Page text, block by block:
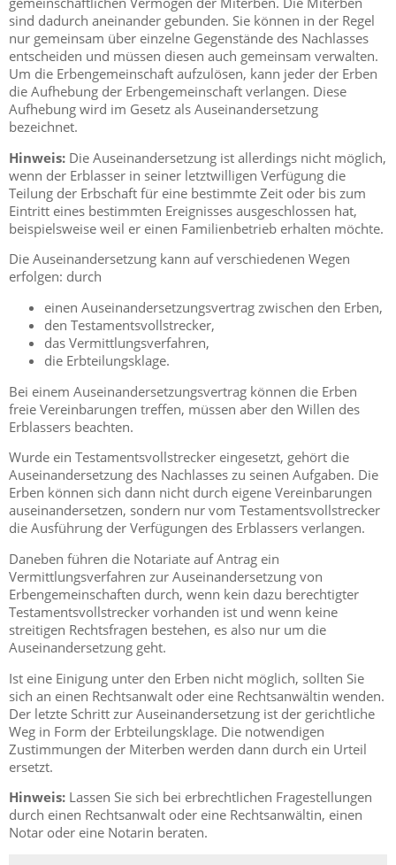
sind dadurch aneinander gebunden. Sie können in der Regel
nur gemeinsam über einzelne Gegenstände des Nachlasses
entscheiden und müssen diesen auch gemeinsam verwalten.
Um die Erbengemeinschaft aufzulösen, kann jeder der Erben
die Aufhebung der Erbengemeinschaft verlangen. Diese
Aufhebung wird im Gesetz als Auseinandersetzung
bezeichnet.
Hinweis: Die Auseinandersetzung ist allerdings nicht möglich,
wenn der Erblasser in seiner letztwilligen Verfügung die
Teilung der Erbschaft für eine bestimmte Zeit oder bis zum
Eintritt eines bestimmten Ereignisses ausgeschlossen hat,
beispielsweise weil er einen Familienbetrieb erhalten möchte.
Die Auseinandersetzung kann auf verschiedenen Wegen
erfolgen: durch
einen Auseinandersetzungsvertrag zwischen den Erben,
den Testamentsvollstrecker,
das Vermittlungsverfahren,
die Erbteilungsklage.
Bei einem Auseinandersetzungsvertrag können die Erben
freie Vereinbarungen treffen, müssen aber den Willen des
Erblassers beachten.
Wurde ein Testamentsvollstrecker eingesetzt, gehört die
Auseinandersetzung des Nachlasses zu seinen Aufgaben. Die
Erben können sich dann nicht durch eigene Vereinbarungen
auseinandersetzen, sondern nur vom Testamentsvollstrecker
die Ausführung der Verfügungen des Erblassers verlangen.
Daneben führen die Notariate auf Antrag ein
Vermittlungsverfahren zur Auseinandersetzung von
Erbengemeinschaften durch, wenn kein dazu berechtigter
Testamentsvollstrecker vorhanden ist und wenn keine
streitigen Rechtsfragen bestehen, es also nur um die
Auseinandersetzung geht.
Ist eine Einigung unter den Erben nicht möglich, sollten Sie
sich an einen Rechtsanwalt oder eine Rechtsanwältin wenden.
Der letzte Schritt zur Auseinandersetzung ist der gerichtliche
Weg in Form der Erbteilungsklage. Die notwendigen
Zustimmungen der Miterben werden dann durch ein Urteil
ersetzt.
Hinweis: Lassen Sie sich bei erbrechtlichen Fragestellungen
durch einen Rechtsanwalt oder eine Rechtsanwältin, einen
Notar oder eine Notarin beraten.